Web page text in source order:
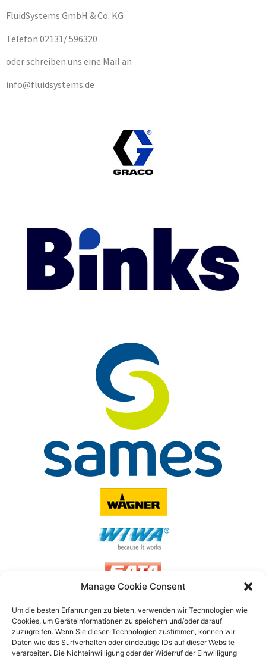
Manage Cookie Consent
Um die besten Erfahrungen zu bieten, verwenden wir Technologien wie
Cookies, um Geräteinformationen zu speichern und/oder darauf
zuzugreifen. Wenn Sie diesen Technologien zustimmen, können wir
Daten wie das Surfverhalten oder eindeutige IDs auf dieser Website
verarbeiten. Die Nichteinwilligung oder der Widerruf der Einwilligung
FluidSystems GmbH & Co. KG
Telefon 02131/ 596320
oder schreiben uns eine Mail an
info@fluidsystems.de
FLUIDSYSTEMS GMBH & CO. KG
Daimlerstraße 14A, 41564 Kaarst